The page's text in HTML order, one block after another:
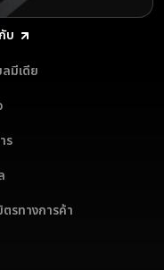
การเทรด หรือเป็นนักเทรดมือ
มช่วยเหลือที่จะช่วยให้คุณ
น์จากการเป็นส่วนหนึ่งของ
บ
ลมีเดีย
ร
รทางการค้า